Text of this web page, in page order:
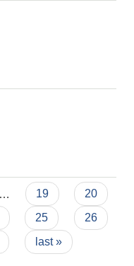
19
20
25
26
last »